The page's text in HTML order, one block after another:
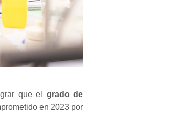
que el grado de
en 2023 por